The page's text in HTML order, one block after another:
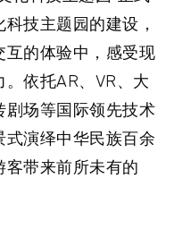
技主题园的建设，
的体验中，感受现
依托AR、VR、大
场等国际领先技术
演绎中华民族百余
带来前所未有的